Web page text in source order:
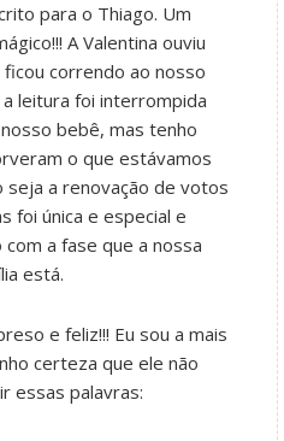
para o Thiago. Um
A Valentina ouviu
correndo ao nosso
leitura foi interrompida
bebê, mas tenho
o que estávamos
seja a renovação de votos
foi única e especial e
a fase que a nossa
está.
e feliz!!! Eu sou a mais
certeza que ele não
essas palavras: